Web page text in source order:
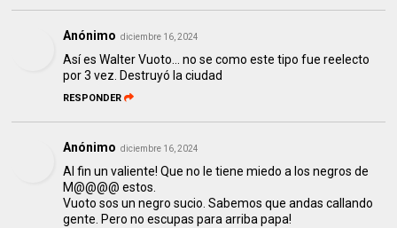
Anónimo diciembre 16, 2024
Así es Walter Vuoto… no se como este tipo fue reelecto
por 3 vez. Destruyó la ciudad
RESPONDER
Anónimo diciembre 16, 2024
Al fin un valiente! Que no le tiene miedo a los negros de
M@@@@ estos.
Vuoto sos un negro sucio. Sabemos que andas callando
gente. Pero no escupas para arriba papa!